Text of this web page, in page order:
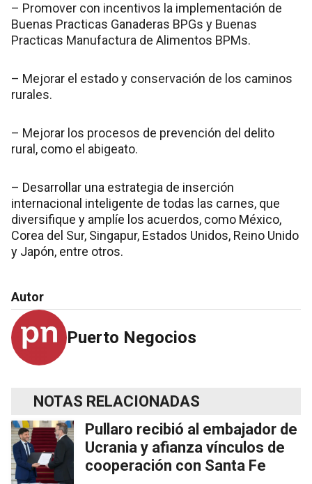
– Promover con incentivos la implementación de
Buenas Practicas Ganaderas BPGs y Buenas
Practicas Manufactura de Alimentos BPMs.
– Mejorar el estado y conservación de los caminos
rurales.
– Mejorar los procesos de prevención del delito
rural, como el abigeato.
– Desarrollar una estrategia de inserción
internacional inteligente de todas las carnes, que
diversifique y amplíe los acuerdos, como México,
Corea del Sur, Singapur, Estados Unidos, Reino Unido
y Japón, entre otros.
Autor
Puerto Negocios
NOTAS RELACIONADAS
Pullaro recibió al embajador de
Ucrania y afianza vínculos de
cooperación con Santa Fe